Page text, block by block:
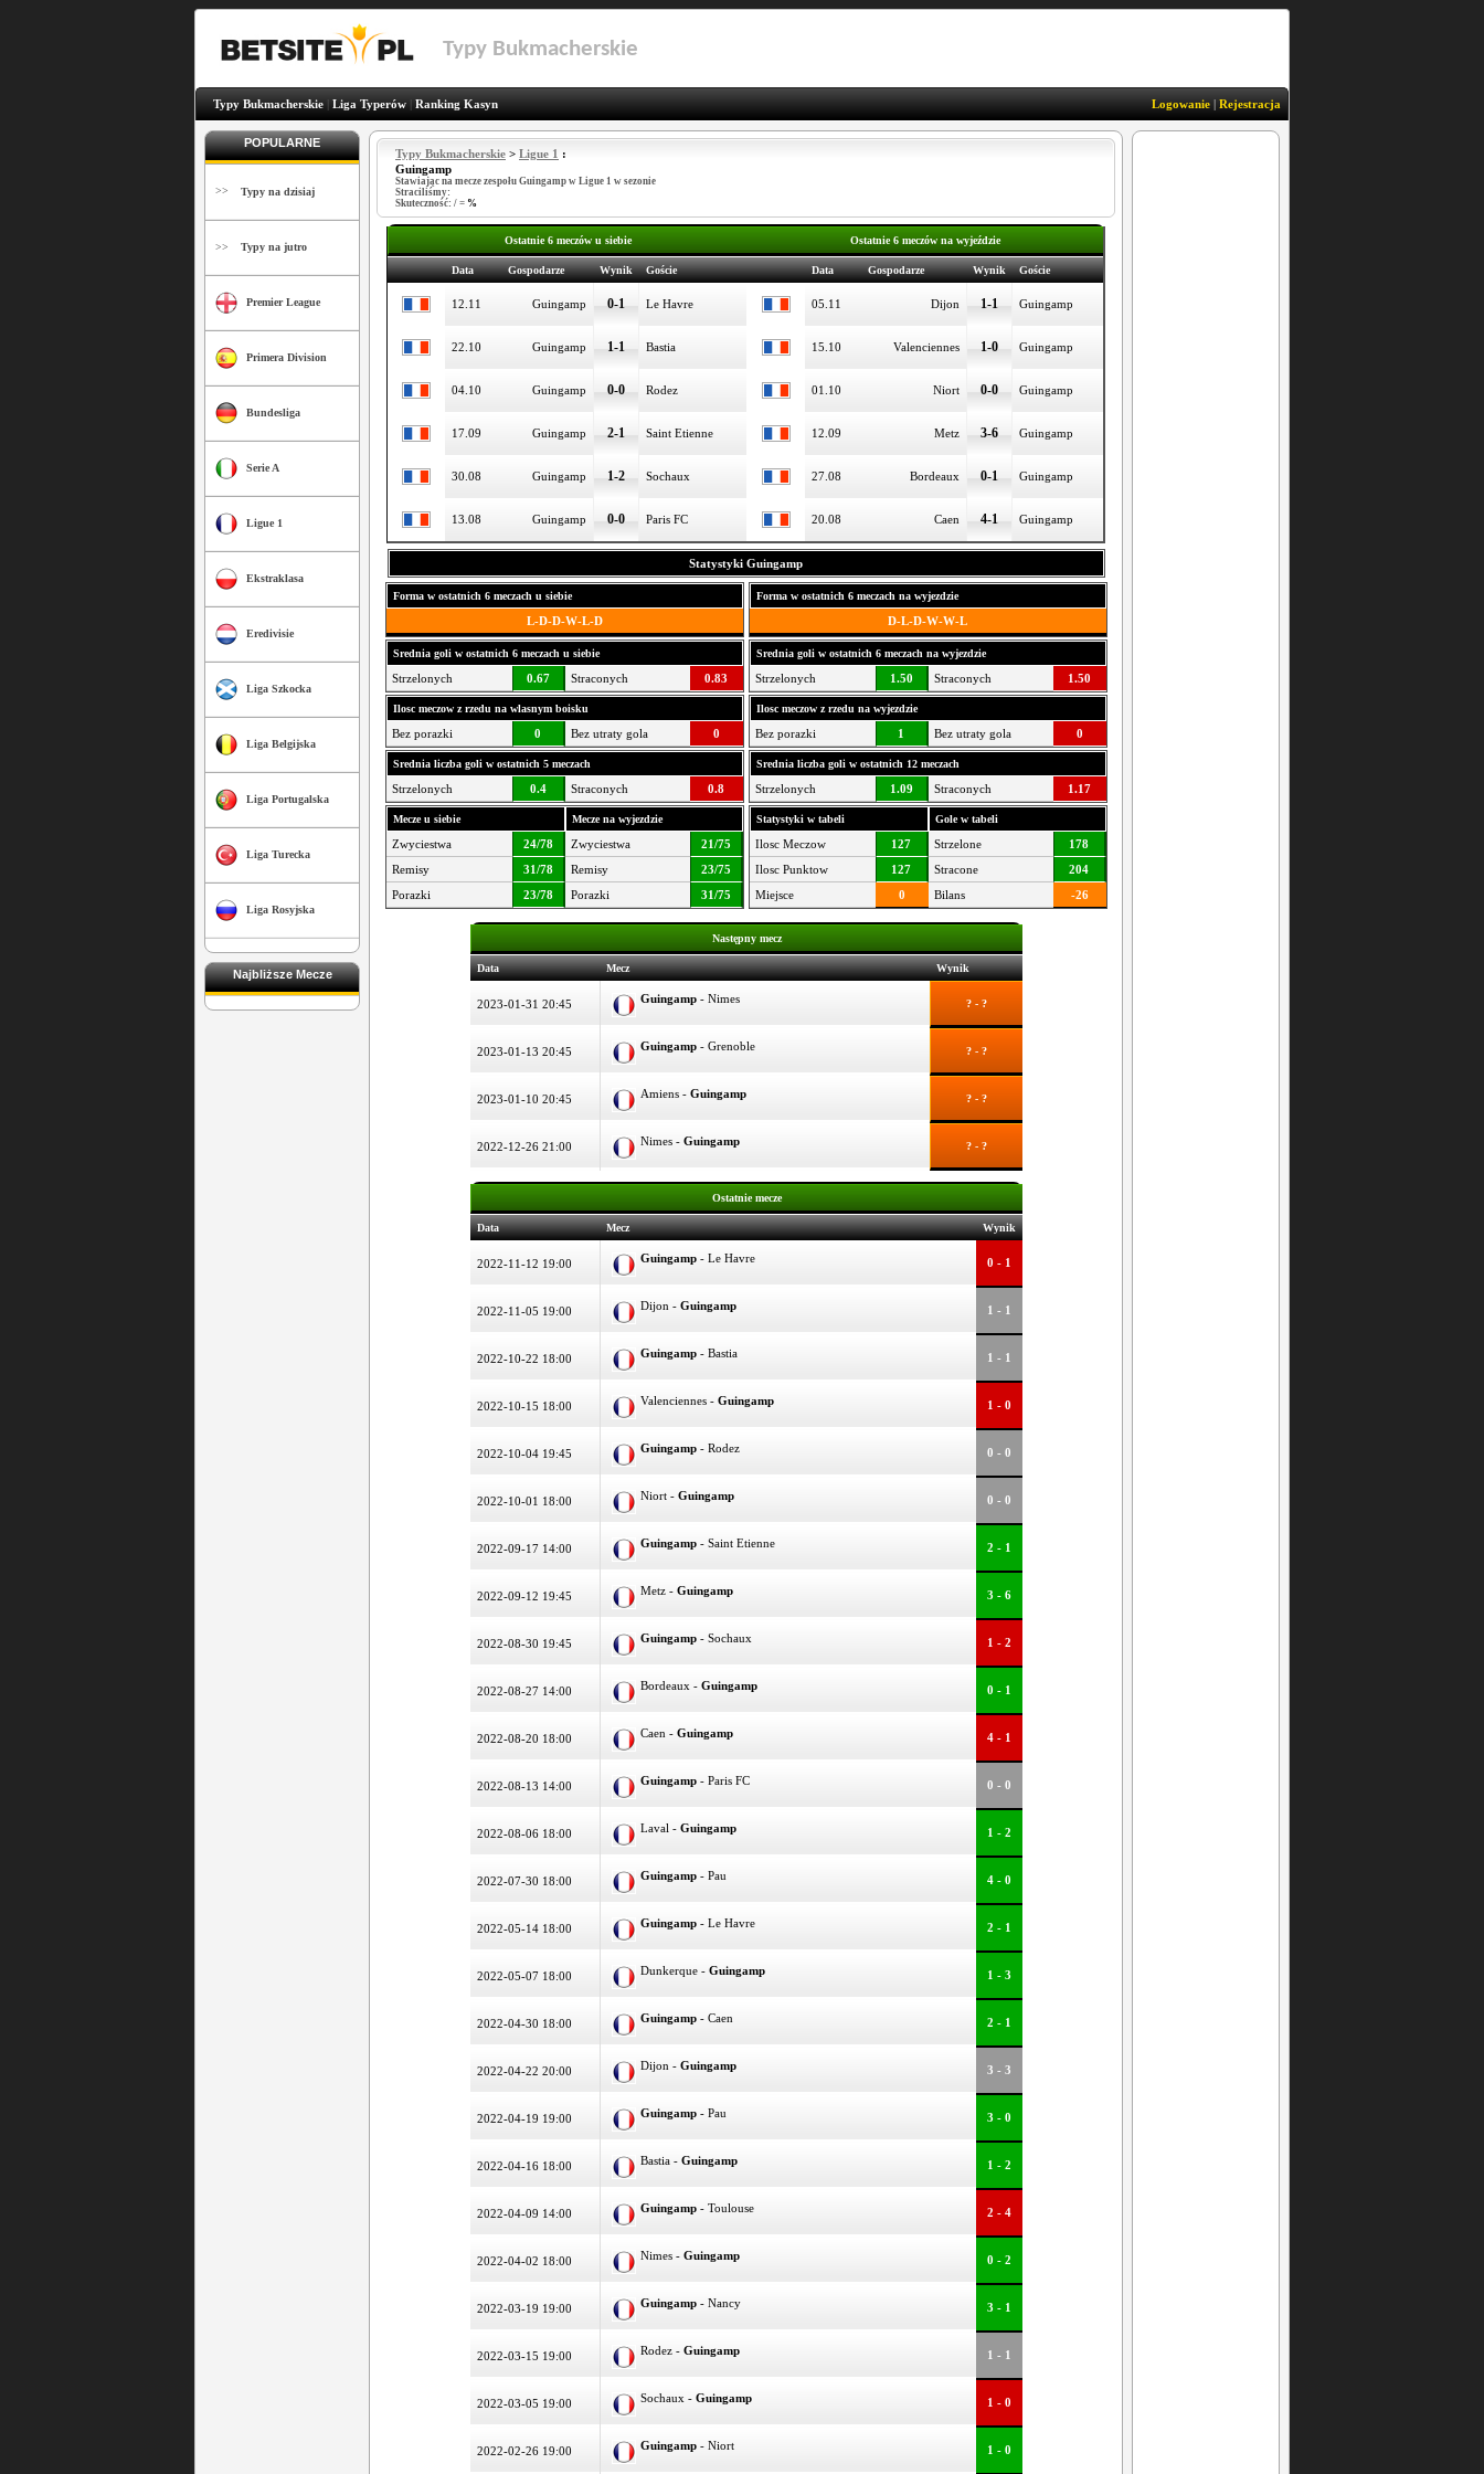
Typy Bukmacherskie
Typy Bukmacherskie Liga Typerów Ranking Kasyn Logowanie | Rejestracja
POPULARNE
>> Typy na dzisiaj
>> Typy na jutro
Premier League
Primera Division
Bundesliga
Serie A
Ligue 1
Ekstraklasa
Eredivisie
Liga Szkocka
Liga Belgijska
Liga Portugalska
Liga Turecka
Liga Rosyjska
Najbliższe Mecze
Typy Bukmacherskie > Ligue 1 :
Guingamp
Stawiając na mecze zespołu Guingamp w Ligue 1 w sezonie
Straciliśmy:
Skuteczność: / = %
Ostatnie 6 meczów u siebie
Data Gospodarze Wynik Goście
12.11 Guingamp 0-1 Le Havre
22.10 Guingamp 1-1 Bastia
04.10 Guingamp 0-0 Rodez
17.09 Guingamp 2-1 Saint Etienne
30.08 Guingamp 1-2 Sochaux
13.08 Guingamp 0-0 Paris FC
Ostatnie 6 meczów na wyjeździe
Data Gospodarze Wynik Goście
05.11 Dijon 1-1 Guingamp
15.10 Valenciennes 1-0 Guingamp
01.10 Niort 0-0 Guingamp
12.09 Metz 3-6 Guingamp
27.08 Bordeaux 0-1 Guingamp
20.08 Caen 4-1 Guingamp
Statystyki Guingamp
Forma w ostatnich 6 meczach u siebie
L-D-D-W-L-D
Srednia goli w ostatnich 6 meczach u siebie
Strzelonych 0.67 Straconych 0.83
Ilosc meczow z rzedu na wlasnym boisku
Bez porazki 0 Bez utraty gola 0
Srednia liczba goli w ostatnich 5 meczach
Strzelonych 0.4 Straconych 0.8
Mecze u siebie Mecze na wyjezdzie
Zwyciestwa 24/78 Zwyciestwa
21/75
Remisy
31/78 Remisy
23/75
Porazki
23/78 Porazki 31/75
Forma w ostatnich 6 meczach na wyjezdzie
D-L-D-W-W-L
Srednia goli w ostatnich 6 meczach na wyjezdzie
Strzelonych 1.50 Straconych 1.50
Ilosc meczow z rzedu na wyjezdzie
Bez porazki 1 Bez utraty gola 0
Srednia liczba goli w ostatnich 12 meczach
Strzelonych 1.09 Straconych 1.17
Statystyki w tabeli Gole w tabeli
Ilosc Meczow 127 Strzelone
178
Ilosc Punktow
127 Stracone
204
Miejsce
0 Bilans -26
Następny mecz
Data Mecz Wynik
2023-01-31 20:45 Guingamp- Nimes ? - ?
2023-01-13 20:45 Guingamp- Grenoble ? - ?
2023-01-10 20:45 Amiens - Guingamp ? - ?
2022-12-26 21:00 Nimes - Guingamp ? - ?
Ostatnie mecze
Data Mecz Wynik
2022-11-12 19:00 Guingamp- Le Havre 0 - 1
2022-11-05 19:00 Dijon - Guingamp 1 - 1
2022-10-22 18:00 Guingamp- Bastia 1 - 1
2022-10-15 18:00 Valenciennes - Guingamp 1 - 0
2022-10-04 19:45 Guingamp- Rodez 0 - 0
2022-10-01 18:00 Niort - Guingamp 0 - 0
2022-09-17 14:00 Guingamp- Saint Etienne 2 - 1
2022-09-12 19:45 Metz - Guingamp 3 - 6
2022-08-30 19:45 Guingamp- Sochaux 1 - 2
2022-08-27 14:00 Bordeaux - Guingamp 0 - 1
2022-08-20 18:00 Caen - Guingamp 4 - 1
2022-08-13 14:00 Guingamp- Paris FC 0 - 0
2022-08-06 18:00 Laval - Guingamp 1 - 2
2022-07-30 18:00 Guingamp- Pau 4 - 0
2022-05-14 18:00 Guingamp- Le Havre 2 - 1
2022-05-07 18:00 Dunkerque - Guingamp 1 - 3
2022-04-30 18:00 Guingamp- Caen 2 - 1
2022-04-22 20:00 Dijon - Guingamp 3 - 3
2022-04-19 19:00 Guingamp- Pau 3 - 0
2022-04-16 18:00 Bastia - Guingamp 1 - 2
2022-04-09 14:00 Guingamp- Toulouse 2 - 4
2022-04-02 18:00 Nimes - Guingamp 0 - 2
2022-03-19 19:00 Guingamp- Nancy 3 - 1
2022-03-15 19:00 Rodez - Guingamp 1 - 1
2022-03-05 19:00 Sochaux - Guingamp 1 - 0
2022-02-26 19:00 Guingamp- Niort 1 - 0